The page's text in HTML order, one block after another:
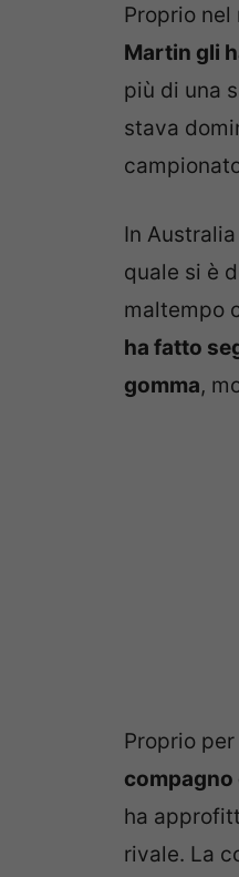
Proprio
Martin gli
più di una
stava
In
quale si è
maltempo
ha fatto
gomma,
Proprio
compagno
ha
rivale. La